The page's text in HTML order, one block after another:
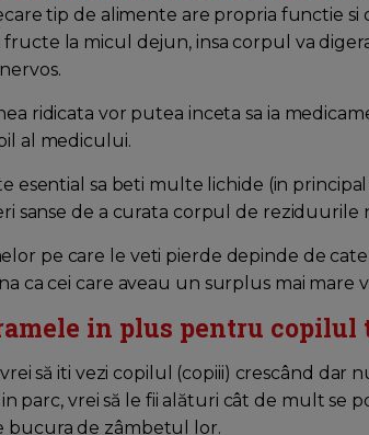
tip de alimente are propria functie si
fructe la micul dejun, insa corpul va
ridicata vor putea inceta sa ia
al medicului.
esential sa beti multe lichide (in
sanse de a curata corpul de reziduurile
pe care le veti pierde depinde de
ca cei care aveau un surplus mai mare
in plus pentru copilul
să iti vezi copilul (copiii) crescând dar
parc, vrei să le fii alături cât de mult se
bucura de zâmbetul lor.